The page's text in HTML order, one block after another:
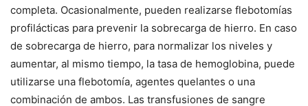
completa. Ocasionalmente, pueden realizarse flebotomías
profilácticas para prevenir la sobrecarga de hierro. En caso
de sobrecarga de hierro, para normalizar los niveles y
aumentar, al mismo tiempo, la tasa de hemoglobina, puede
utilizarse una flebotomía, agentes quelantes o una
combinación de ambos. Las transfusiones de sangre